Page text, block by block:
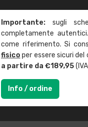
Importante: sugli
completamente
come riferimento. Si
fisicoper essere sicuri
a partire da €189,95
Info / ordine